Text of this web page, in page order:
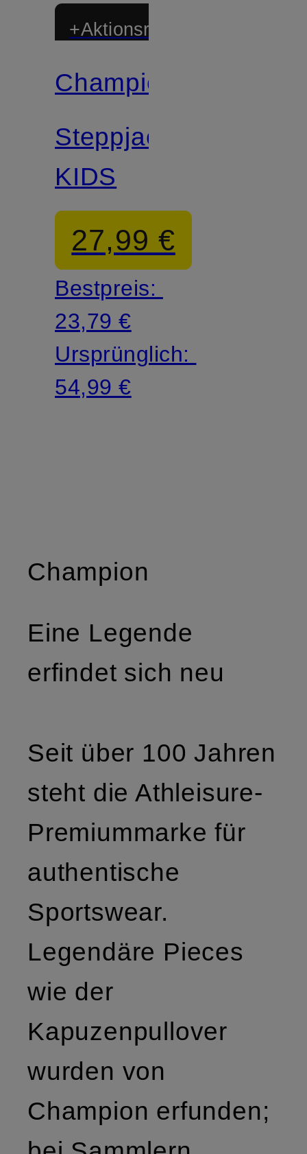
+Aktionsrabatt
Champion
Steppjacke
KIDS
27,99 €
Bestpreis:
23,79 €
Ursprünglich:
54,99 €
Champion
Eine Legende
erfindet sich neu
Seit über 100 Jahren
steht die Athleisure-
Premiummarke für
authentische
Sportswear.
Legendäre Pieces
wie der
Kapuzenpullover
wurden von
Champion erfunden;